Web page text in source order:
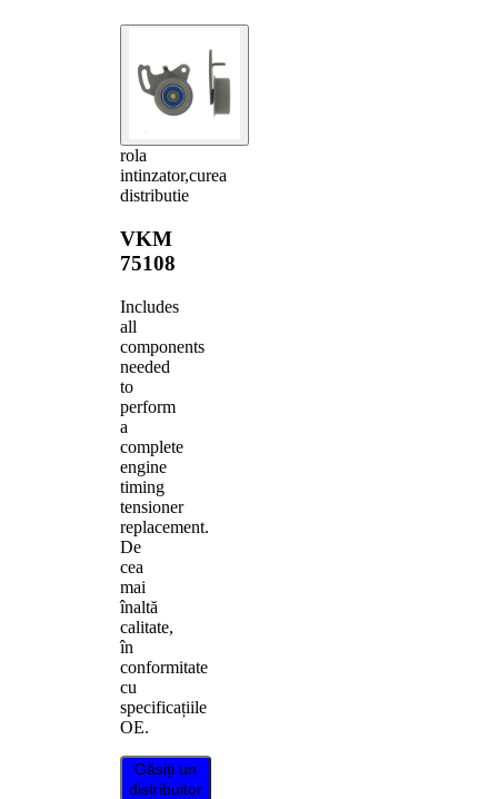
rola
intinzator,curea
distributie
VKM
75108
Includes
all
components
needed
to
perform
a
complete
engine
timing
tensioner
replacement.
De
cea
mai
înaltă
calitate,
în
conformitate
cu
specificațiile
OE.
Găsiți un
distribuitor